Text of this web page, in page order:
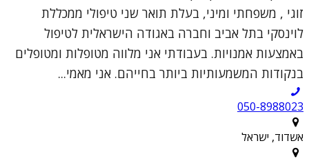
זוגי , משפחתי ומיני, בעלת תואר שני טיפולי ממכללת
לוינסקי בתל אביב וחברה באגודה הישראלית לטיפול
באמצעות אמנויות. בעבודתי אני מלווה מטופלות ומטופלים
בנקודות המשמעותיות ביותר בחייהם. אני מאמי...
050-8988023
אשדוד, ישראל